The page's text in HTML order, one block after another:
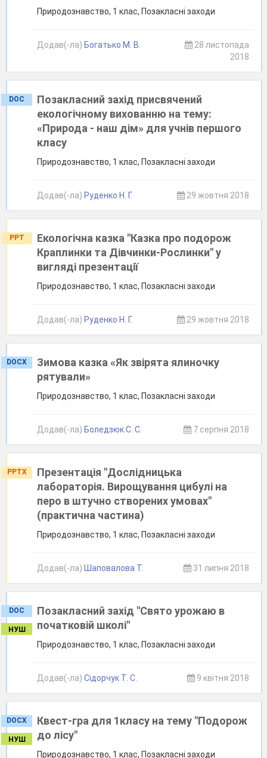
Природознавство, 1 клас, Позакласні заходи
Додав(-ла) Богатько М. В.
28 листопада
2018
DOC
Позакласний захід присвячений
екологічному вихованню на тему:
«Природа - наш дім» для учнів першого
класу
Природознавство, 1 клас, Позакласні заходи
Додав(-ла) Руденко Н. Г. 29 жовтня 2018
PPT
Екологічна казка "Казка про подорож
Краплинки та Дівчинки-Рослинки" у
вигляді презентації
Природознавство, 1 клас, Позакласні заходи
Додав(-ла) Руденко Н. Г. 29 жовтня 2018
DOCX
Зимова казка «Як звірята ялиночку
рятували»
Природознавство, 1 клас, Позакласні заходи
Додав(-ла) Боледзюк С. С. 7 серпня 2018
PPTX
Презентація "Дослідницька
лабораторія. Вирощування цибулі на
перо в штучно створених умовах"
(практична частина)
Природознавство, 1 клас, Позакласні заходи
Додав(-ла) Шаповалова Т. 31 липня 2018
DOC
НУШ
Позакласний захід "Свято урожаю в
початковій школі"
Природознавство, 1 клас, Позакласні заходи
Додав(-ла) Сідорчук Т. С. 9 квітня 2018
DOCX
НУШ
Квест-гра для 1класу на тему "Подорож
до лісу"
Природознавство, 1 клас, Позакласні заходи